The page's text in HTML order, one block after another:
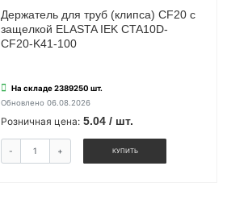
Держатель для труб (клипса) CF20 с
защелкой ELASTA IEK CTA10D-
CF20-K41-100
На складе 2389250 шт.
Обновлено 06.08.2026
Розничная цена: 5.04 / шт.
- + КУПИТЬ